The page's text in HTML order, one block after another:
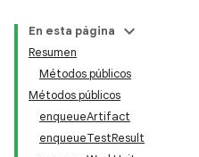
En esta página
Resumen
Métodos públicos
Métodos públicos
enqueueArtifact
enqueueTestResult